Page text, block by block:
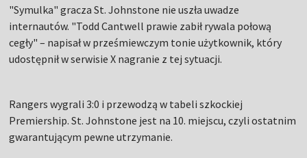
"Symulka" gracza St. Johnstone nie uszła uwadze
internautów. "Todd Cantwell prawie zabił rywala połową
cegły" – napisał w prześmiewczym tonie użytkownik, który
udostępnił w serwisie X nagranie z tej sytuacji.
Rangers wygrali 3:0 i przewodzą w tabeli szkockiej
Premiership. St. Johnstone jest na 10. miejscu, czyli ostatnim
gwarantującym pewne utrzymanie.